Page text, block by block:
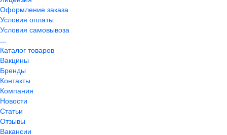
Оформление заказа
Условия оплаты
Условия самовывоза
...
Каталог товаров
Вакцины
Бренды
Контакты
Компания
Новости
Статьи
Отзывы
Вакансии